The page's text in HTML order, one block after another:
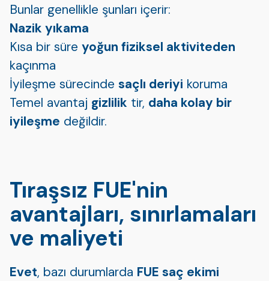
Bunlar genellikle şunları içerir:
Nazik yıkama
Kısa bir süre yoğun fiziksel aktiviteden
kaçınma
İyileşme sürecinde saçlı deriyi koruma
Temel avantaj gizlilik tir, daha kolay bir
iyileşme değildir.
Tıraşsız FUE'nin
avantajları, sınırlamaları
ve maliyeti
Evet, bazı durumlarda FUE saç ekimi